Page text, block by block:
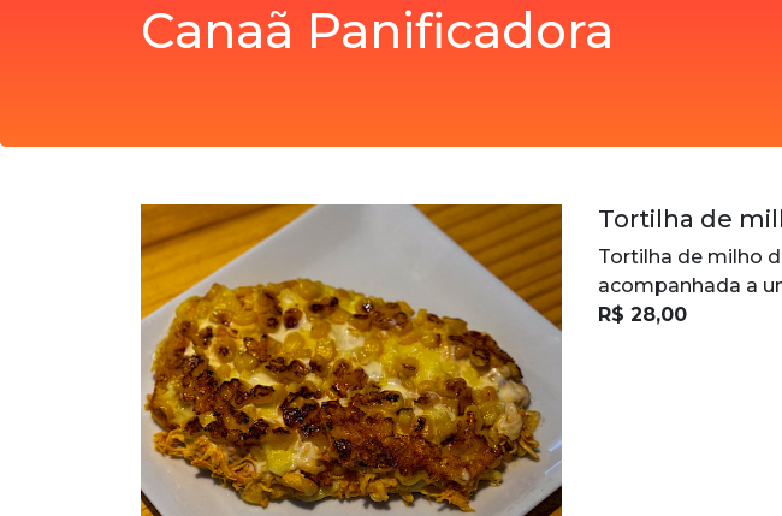
Canaã Panificadora
Tortilha de
Tortilha de milho
acompanhada a
R$ 28,00